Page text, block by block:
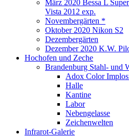
März 2020 Bessa L
Vista 2012 exp.
Novembergärten *
Oktober 2020 Nikon S2
Dezembergärten
Dezember 2020 K.W.
Hochofen und Zeche
Brandenburg Stahl- und
Adox Color
Halle
Kantine
Labor
Nebengelasse
Zeichenwelten
Infrarot-Galerie